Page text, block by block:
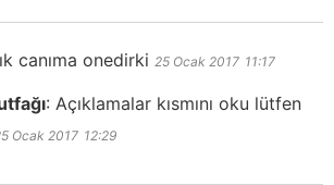
canıma onedirki 25 Ocak 2017 11:17
: Açıklamalar kısmını oku lütfen
Ocak 2017 12:29